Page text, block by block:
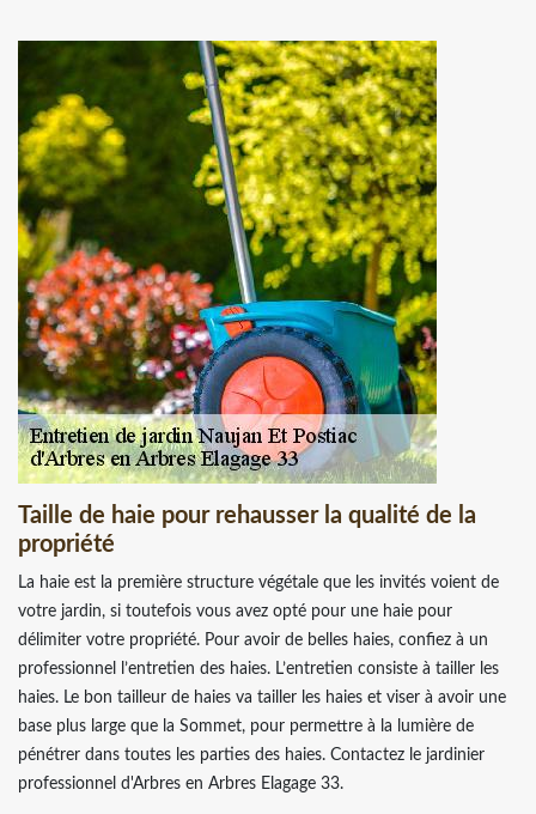
Taille de haie pour rehausser la qualité de la
propriété
La haie est la première structure végétale que les invités voient de
votre jardin, si toutefois vous avez opté pour une haie pour
délimiter votre propriété. Pour avoir de belles haies, confiez à un
professionnel l’entretien des haies. L’entretien consiste à tailler les
haies. Le bon tailleur de haies va tailler les haies et viser à avoir une
base plus large que la Sommet, pour permettre à la lumière de
pénétrer dans toutes les parties des haies. Contactez le jardinier
professionnel d'Arbres en Arbres Elagage 33.